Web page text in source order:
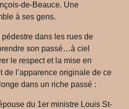
de-Beauce. Une
à ses gens.
dans les rues de
son passé…à ciel
le respect et la mise en
de l’apparence originale de ce
dans un riche passé :
du 1er ministre Louis St-